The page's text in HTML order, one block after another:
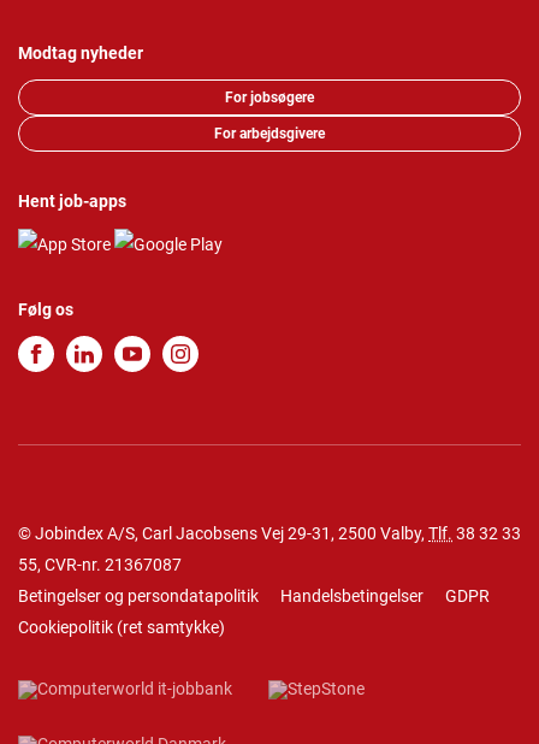
Modtag nyheder
For jobsøgere
For arbejdsgivere
Hent job-apps
Følg os
© Jobindex A/S, Carl Jacobsens Vej 29-31, 2500 Valby, Tlf. 38 32 33
55, CVR-nr. 21367087
Betingelser og persondatapolitik
Handelsbetingelser
GDPR
Cookiepolitik (ret samtykke)